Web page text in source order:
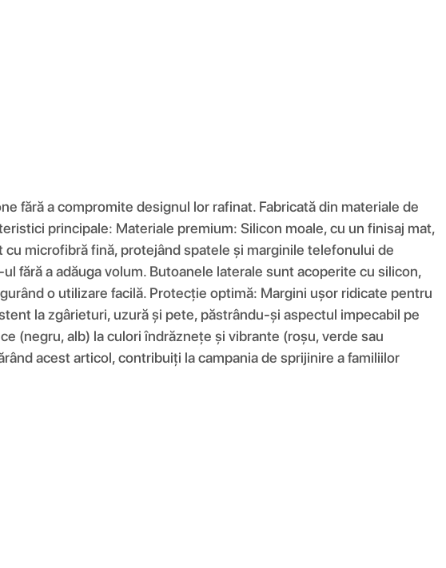
fără a compromite designul lor rafinat. Fabricată din materiale de
principale: Materiale premium: Silicon moale, cu un finisaj mat,
microfibră fină, protejând spatele și marginile telefonului de
fără a adăuga volum. Butoanele laterale sunt acoperite cu silicon,
o utilizare facilă. Protecție optimă: Margini ușor ridicate pentru
la zgârieturi, uzură și pete, păstrându-și aspectul impecabil pe
(negru, alb) la culori îndrăznețe și vibrante (roșu, verde sau
acest articol, contribuiți la campania de sprijinire a familiilor